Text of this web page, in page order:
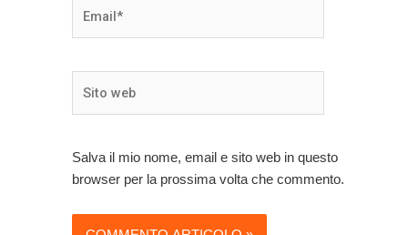
Salva il mio nome, email e sito web in questo
browser per la prossima volta che commento.